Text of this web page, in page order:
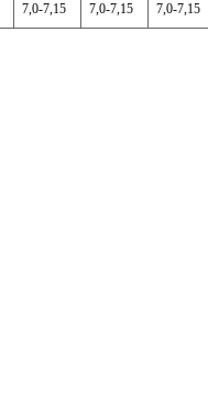
7,0-7,15 7,0-7,15 7,0-7,15